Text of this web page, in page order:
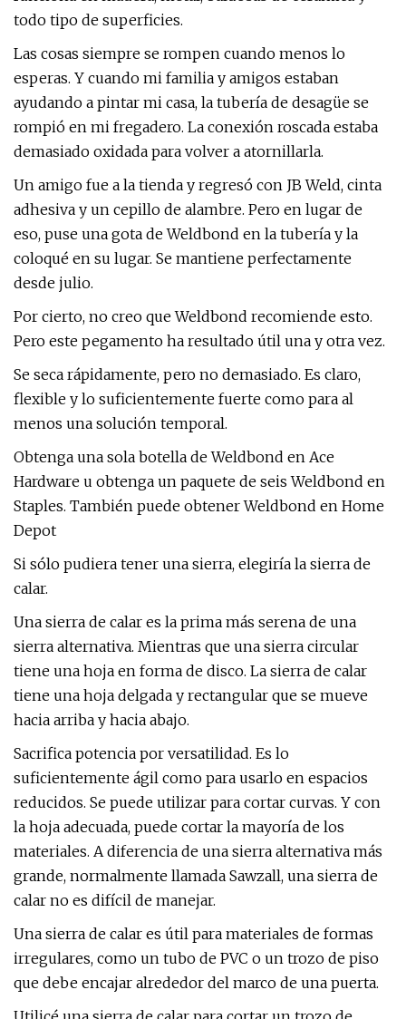
todo tipo de superficies.
Las cosas siempre se rompen cuando menos lo
esperas. Y cuando mi familia y amigos estaban
ayudando a pintar mi casa, la tubería de desagüe se
rompió en mi fregadero. La conexión roscada estaba
demasiado oxidada para volver a atornillarla.
Un amigo fue a la tienda y regresó con JB Weld, cinta
adhesiva y un cepillo de alambre. Pero en lugar de
eso, puse una gota de Weldbond en la tubería y la
coloqué en su lugar. Se mantiene perfectamente
desde julio.
Por cierto, no creo que Weldbond recomiende esto.
Pero este pegamento ha resultado útil una y otra vez.
Se seca rápidamente, pero no demasiado. Es claro,
flexible y lo suficientemente fuerte como para al
menos una solución temporal.
Obtenga una sola botella de Weldbond en Ace
Hardware u obtenga un paquete de seis Weldbond en
Staples. También puede obtener Weldbond en Home
Depot
Si sólo pudiera tener una sierra, elegiría la sierra de
calar.
Una sierra de calar es la prima más serena de una
sierra alternativa. Mientras que una sierra circular
tiene una hoja en forma de disco. La sierra de calar
tiene una hoja delgada y rectangular que se mueve
hacia arriba y hacia abajo.
Sacrifica potencia por versatilidad. Es lo
suficientemente ágil como para usarlo en espacios
reducidos. Se puede utilizar para cortar curvas. Y con
la hoja adecuada, puede cortar la mayoría de los
materiales. A diferencia de una sierra alternativa más
grande, normalmente llamada Sawzall, una sierra de
calar no es difícil de manejar.
Una sierra de calar es útil para materiales de formas
irregulares, como un tubo de PVC o un trozo de piso
que debe encajar alrededor del marco de una puerta.